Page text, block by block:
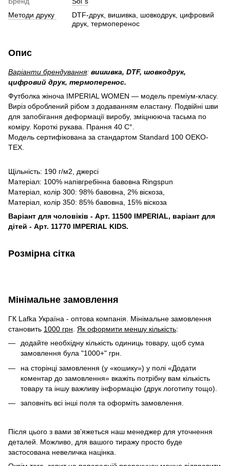
Методи друку
DTF-друк, вишивка, шовкодрук, цифровий
друк, термоперенос
Опис
Варіанти брендування: вишивка, DTF, шовкодрук,
цифровий друк, термоперенос.
Футболка жіноча IMPERIAL WOMEN — модель преміум-класу.
Виріз оброблений рібом з додаванням еластану. Подвійні шви
для запобігання деформації виробу, зміцнююча тасьма по
коміру. Короткі рукава. Прання 40 С°.
Модель сертифікована за стандартом Standard 100 ОEKO-
TEX.
Щільність: 190 г/м2, джерсі
Матеріал: 100% напівгребінна бавовна Ringspun
Матеріал, колір 300: 98% бавовна, 2% віскоза,
Матеріал, колір 350: 85% бавовна, 15% віскоза
Варіант для чоловіків - Арт. 11500 IMPERIAL, варіант для
дітей - Арт. 11770 IMPERIAL KIDS.
Розмірна сітка
Мінімальне замовлення
ГК Lafka Україна - оптова компанія. Мінімальне замовлення
становить 1000 грн. Як оформити меншу кількість:
додайте необхідну кількість одиниць товару, щоб сума
замовлення була "1000+" грн.
на сторінці замовлення (у «кошику») у полі «Додати
коментар до замовлення» вкажіть потрібну вам кількість
товару та іншу важливу інформацію (друк логотипу тощо).
заповніть всі інші поля та оформіть замовлення.
Після цього з вами зв’яжеться наш менеджер для уточнення
деталей. Можливо, для вашого тиражу просто буде
застосована невеличка націнка.